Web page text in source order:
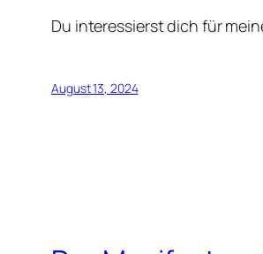
Du interessierst dich für
August 13, 2024